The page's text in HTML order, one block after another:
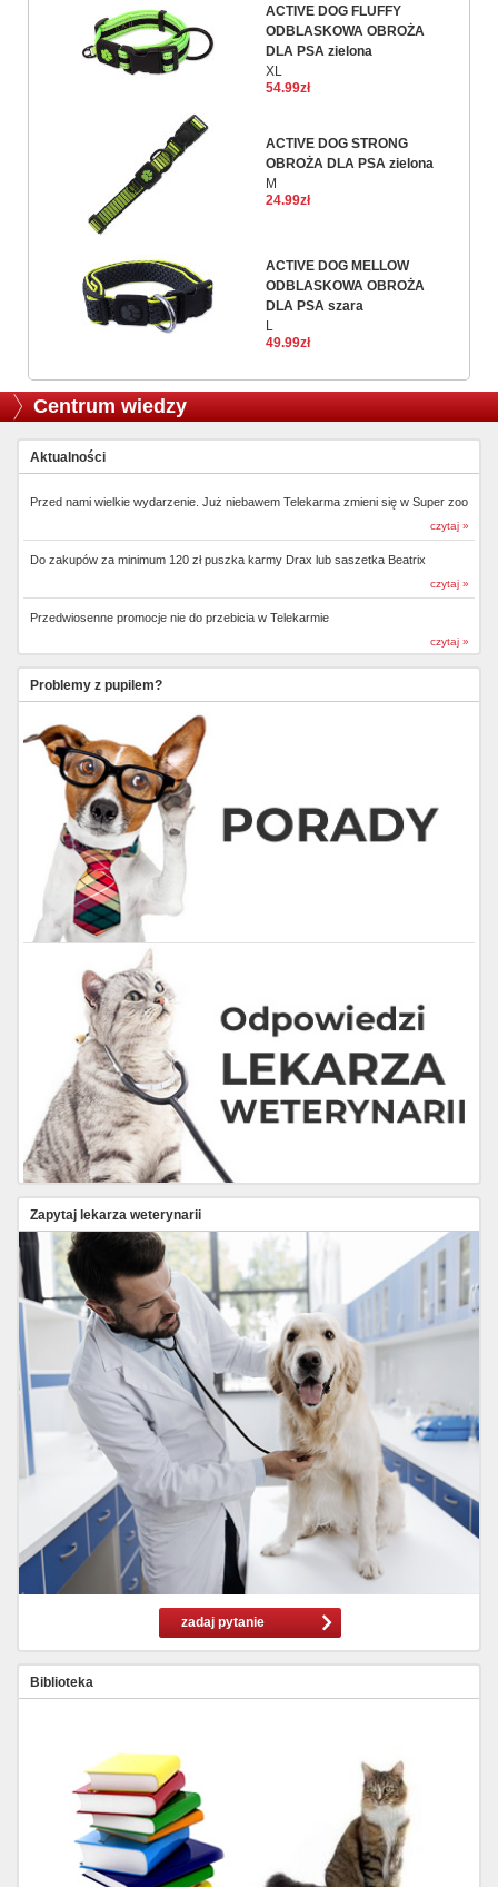
ACTIVE DOG FLUFFY
ODBLASKOWA OBROŻA
DLA PSA zielona
XL
54.99zł
ACTIVE DOG STRONG
OBROŻA DLA PSA zielona
M
24.99zł
ACTIVE DOG MELLOW
ODBLASKOWA OBROŻA
DLA PSA szara
L
49.99zł
Centrum wiedzy
Aktualności
Przed nami wielkie wydarzenie. Już niebawem Telekarma zmieni się w Super zoo
czytaj »
Do zakupów za minimum 120 zł puszka karmy Drax lub saszetka Beatrix
czytaj »
Przedwiosenne promocje nie do przebicia w Telekarmie
czytaj »
Problemy z pupilem?
Zapytaj lekarza weterynarii
zadaj pytanie
Biblioteka